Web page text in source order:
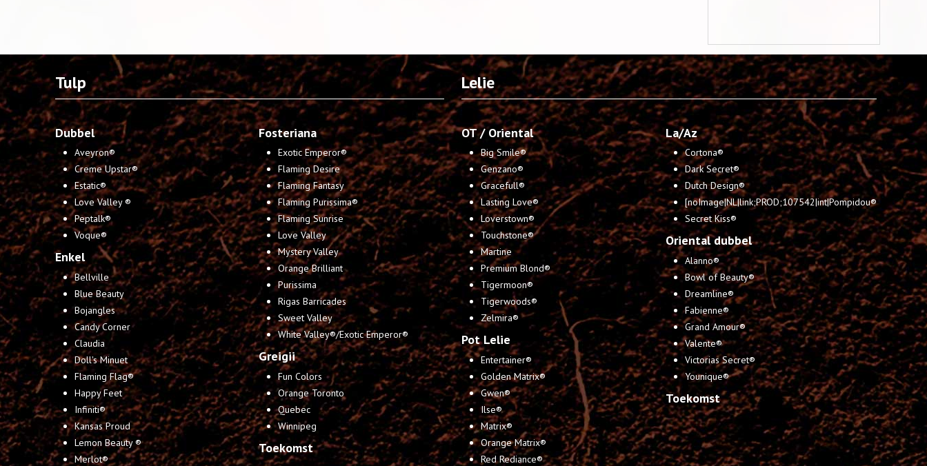
Tulp Lelie
Dubbel
Aveyron®
Creme Upstar®
Estatic®
Love Valley ®
Peptalk®
Voque®
Enkel
Bellville
Blue Beauty
Bojangles
Candy Corner
Claudia
Doll's Minuet
Flaming Flag®
Happy Feet
Infiniti®
Kansas Proud
Lemon Beauty ®
Merlot®
Fosteriana
Exotic Emperor®
Flaming Desire
Flaming Fantasy
Flaming Purissima®
Flaming Sunrise
Love Valley
Mystery Valley
Orange Brilliant
Purissima
Rigas Barricades
Sweet Valley
White Valley®/Exotic Emperor®
Greigii
Fun Colors
Orange Toronto
Quebec
Winnipeg
Toekomst
OT / Oriental
Big Smile®
Genzano®
Gracefull®
Lasting Love®
Loverstown®
Touchstone®
Martine
Premium Blond®
Tigermoon®
Tigerwoods®
Zelmira®
Pot Lelie
Entertainer®
Golden Matrix®
Gwen®
Ilse®
Matrix®
Orange Matrix®
Red Rediance®
La/Az
Cortona®
Dark Secret®
Dutch Design®
[noImage|NL|link;PROD;107542|int|Pompidou®
Secret Kiss®
Oriental dubbel
Alanno®
Bowl of Beauty®
Dreamline®
Fabienne®
Grand Amour®
Valente®
Victorias Secret®
Younique®
Toekomst